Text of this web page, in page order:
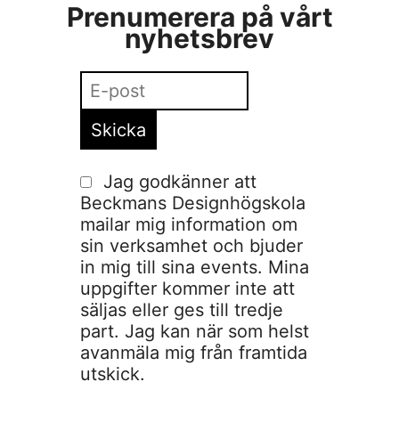
Prenumerera på vårt
nyhetsbrev
Jag godkänner att
Beckmans Designhögskola
mailar mig information om
sin verksamhet och bjuder
in mig till sina events. Mina
uppgifter kommer inte att
säljas eller ges till tredje
part. Jag kan när som helst
avanmäla mig från framtida
utskick.